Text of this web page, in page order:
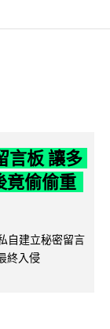
言板 讓多
竟偷偷重
自建立秘密留言
終入侵